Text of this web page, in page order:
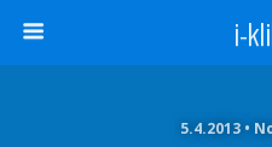
i-
5.4.2013 •